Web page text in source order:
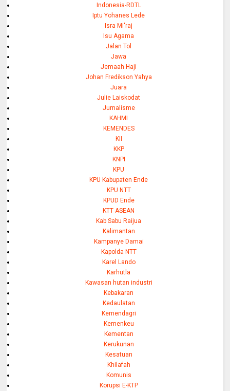
Indonesia-RDTL
Iptu Yohanes Lede
Isra Mi'raj
Isu Agama
Jalan Tol
Jawa
Jemaah Haji
Johan Fredikson Yahya
Juara
Julie Laiskodat
Jurnalisme
KAHMI
KEMENDES
KII
KKP
KNPI
KPU
KPU Kabupaten Ende
KPU NTT
KPUD Ende
KTT ASEAN
Kab Sabu Raijua
Kalimantan
Kampanye Damai
Kapolda NTT
Karel Lando
Karhutla
Kawasan hutan industri
Kebakaran
Kedaulatan
Kemendagri
Kemenkeu
Kementan
Kerukunan
Kesatuan
Khilafah
Komunis
Korupsi E-KTP